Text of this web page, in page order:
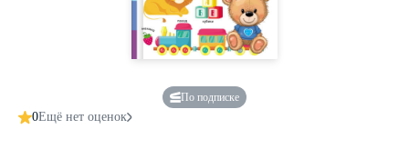
По подписке
0Ещё нет оценок